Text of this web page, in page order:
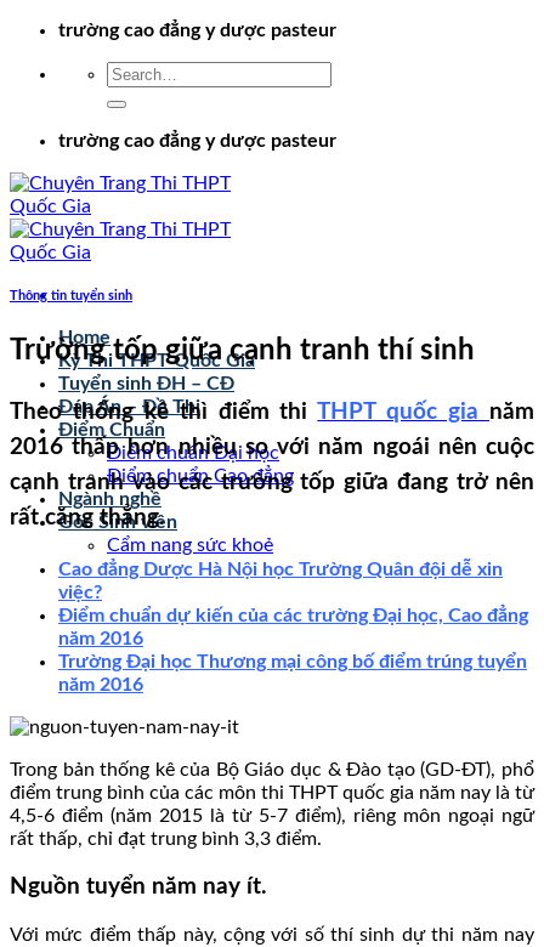
Chuyểntrường cao đẳng y dược pasteur
trường cao đẳng y dược pasteur
Home
Kỳ Thi THPT Quốc Gia
Tuyển sinh ĐH – CĐ
Đáp Án – Đề Thi
Điểm Chuẩn
Điểm chuẩn Đại học
Điểm chuẩn Cao đẳng
Ngành nghề
Góc Sinh viên
Cẩm nang sức khoẻ
Thông tin tuyển sinh
Trường tốp giữa cạnh tranh thí sinh
Theo thống kê thì điểm thiTHPT quốc gia năm
2016 thấp hơn nhiều so với năm ngoái nên cuộc
cạnh tranh vào các trường tốp giữa đang trở nên
rất căng thẳng.
Cao đẳng Dược Hà Nội học Trường Quân đội dễ xin
việc?
Điểm chuẩn dự kiến của các trường Đại học, Cao đẳng
năm 2016
Trường Đại học Thương mại công bố điểm trúng tuyển
năm 2016
Trong bản thống kê của Bộ Giáo dục & Đào tạo (GD-ĐT), phổ
điểm trung bình của các môn thi THPT quốc gia năm nay là từ
4,5-6 điểm (năm 2015 là từ 5-7 điểm), riêng môn ngoại ngữ
rất thấp, chỉ đạt trung bình 3,3 điểm.
Nguồn tuyển năm nay ít.
Với mức điểm thấp này, cộng với số thí sinh dự thi năm nay